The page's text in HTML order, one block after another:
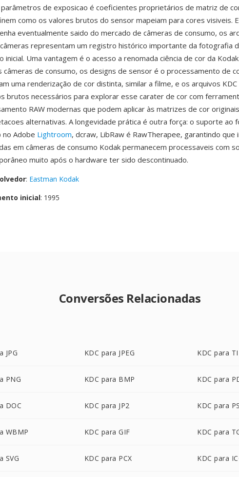
de exposicao é coeficientes proprietários de matriz de
como os valores brutos do sensor mapeiam para cores visiveis.
eventualmente saido do mercado de câmeras de consumo, os
representam um registro histórico importante da fotografia
inicial. Uma vantagem é o acesso a renomada ciência de cor da
câmeras de consumo, os designs de sensor é o processamento de
uma renderização de cor distinta, similar a filme, e os arquivos
brutos necessários para explorar esse carater de cor com
RAW modernas que podem aplicar às matrizes de cor
alternativas. A longevidade prática é outra força: o suporte ao
no Adobe Lightroom, dcraw, LibRaw é RawTherapee, garantindo que
em câmeras de consumo Kodak permanecem processaveis com
muito após o hardware ter sido descontinuado.
: Eastman Kodak
inicial: 1995
Conversões Relacionadas
JPG KDC para JPEG KDC para
PNG KDC para BMP KDC para
DOC KDC para JP2 KDC para
WBMP KDC para GIF KDC para
SVG KDC para PCX KDC para